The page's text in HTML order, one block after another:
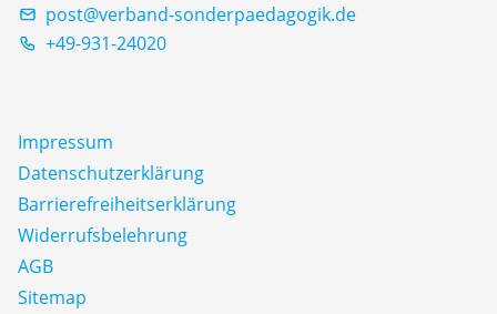
post@verband-sonderpaedagogik.de
+49-931-24020
Impressum
Datenschutz­erklärung
Barrierefreiheitserklärung
Widerrufsbelehrung
AGB
Sitemap